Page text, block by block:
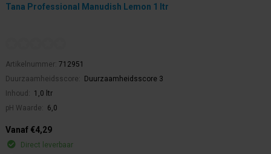
Tana Professional Manudish Lemon 1 ltr
Artikelnummer: 712951
Duurzaamheidsscore:
Duurzaamheidsscore 3
Inhoud:
1,0 ltr
pH Waarde:
6,0
Vanaf €4,29
Direct leverbaar